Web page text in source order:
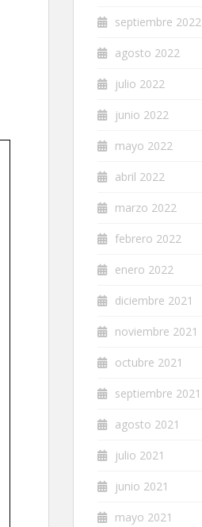
septiembre 2022
agosto 2022
julio 2022
junio 2022
mayo 2022
abril 2022
marzo 2022
febrero 2022
enero 2022
diciembre 2021
noviembre 2021
octubre 2021
septiembre 2021
agosto 2021
julio 2021
junio 2021
mayo 2021